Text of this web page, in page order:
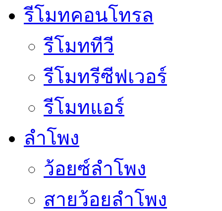
รีโมทคอนโทรล
รีโมททีวี
รีโมทรีซีฟเวอร์
รีโมทแอร์
ลำโพง
ว้อยซ์ลำโพง
สายว้อยลำโพง